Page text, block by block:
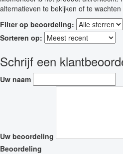
alternatieven te bekijken of te
Filter op beoordeling:
Sorteren op:
Schrijf een
Uw naam
Uw beoordeling
Beoordeling